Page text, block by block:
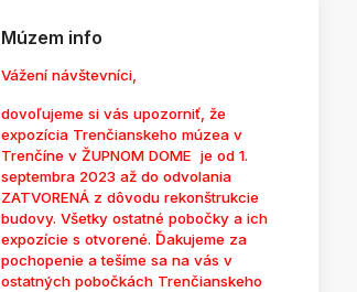
Múzem info
Vážení návštevníci,
dovoľujeme si vás upozorniť, že
expozícia Trenčianskeho múzea v
Trenčíne v ŽUPNOM DOME je od 1.
septembra 2023 až do odvolania
ZATVORENÁ z dôvodu rekonštrukcie
budovy. Všetky ostatné pobočky a ich
expozície s otvorené. Ďakujeme za
pochopenie a tešíme sa na vás v
ostatných pobočkách Trenčianskeho